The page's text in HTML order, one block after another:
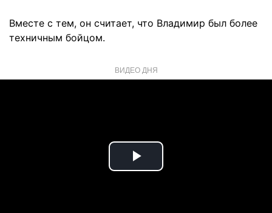
Вместе с тем, он считает, что Владимир был более
техничным бойцом.
ВИДЕО ДНЯ
Play